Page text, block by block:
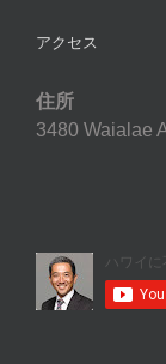
アクセス
住所
3480 Waialae